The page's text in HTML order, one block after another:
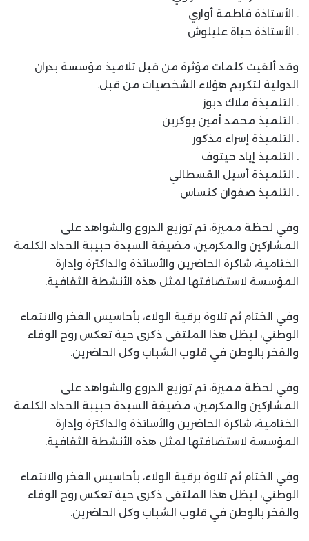
. الأستاذة فاطمة أواري
. الأستاذة حياة عليلوش
وقد ألقيت كلمات مؤثرة من قبل تلاميذ مؤسسة بدران
الدولية لتكريم هؤلاء الشخصيات من قبل.
. التلميذة ملاك دبوز
. التلميذ محمد أمين بوكرين
. التلميذة إسراء مذكور
. التلميذ إياد حيتوف
. التلميذة أسيل القسطالي
. التلميذ صفوان كنساس
وفي لحظة مميزة، تم توزيع الدروع والشواهد على
المشاركين والمكرمين، مضيفة السيدة حبيبة الحداد الكلمة
الختامية، شاكرة الحاضرين والأساتذة والداكترة وإدارة
المؤسسة لاستضافتها لمثل هذه الأنشطة الثقافية.
وفي الختام ثم تلاوة برقية الولاء، بأحاسيس الفخر والانتماء
الوطني، ليظل هذا الملتقى ذكرى حية تعكس روح الوفاء
والفخر بالوطن في قلوب الشباب وكل الحاضرين.
وفي لحظة مميزة، تم توزيع الدروع والشواهد على
المشاركين والمكرمين، مضيفة السيدة حبيبة الحداد الكلمة
الختامية، شاكرة الحاضرين والأساتذة والداكترة وإدارة
المؤسسة لاستضافتها لمثل هذه الأنشطة الثقافية.
وفي الختام ثم تلاوة برقية الولاء، بأحاسيس الفخر والانتماء
الوطني، ليظل هذا الملتقى ذكرى حية تعكس روح الوفاء
والفخر بالوطن في قلوب الشباب وكل الحاضرين.